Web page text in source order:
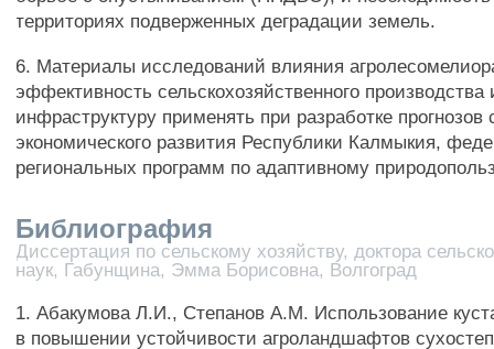
территориях подверженных деградации земель.
6. Материалы исследований влияния
эффективность сельскохозяйственного
инфраструктуру применять при разработке прогнозов
экономического развития Республики Калмыкия,
региональных программ по адаптивному
Библиография
Диссертация по сельскому хозяйству, доктора
наук, Габунщина, Эмма Борисовна, Волгоград
1. Абакумова Л.И., Степанов A.M. Использование
в повышении устойчивости агроландшафтов